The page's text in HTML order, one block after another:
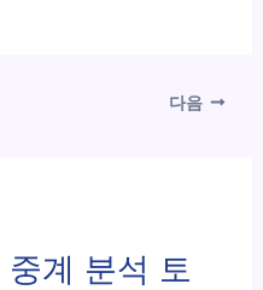
다음
계 분석 토